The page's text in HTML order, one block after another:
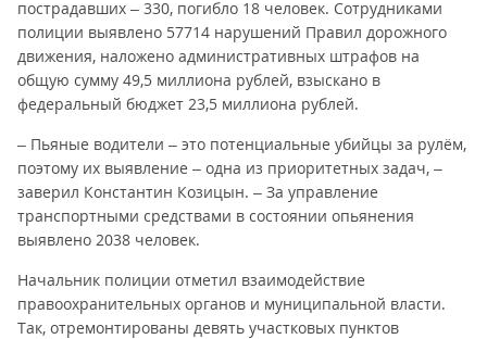
пострадавших – 330, погибло 18 человек. Сотрудниками
полиции выявлено 57714 нарушений Правил дорожного
движения, наложено административных штрафов на
общую сумму 49,5 миллиона рублей, взыскано в
федеральный бюджет 23,5 миллиона рублей.
– Пьяные водители – это потенциальные убийцы за рулём,
поэтому их выявление – одна из приоритетных задач, –
заверил Константин Козицын. – За управление
транспортными средствами в состоянии опьянения
выявлено 2038 человек.
Начальник полиции отметил взаимодействие
правоохранительных органов и муниципальной власти.
Так, отремонтированы девять участковых пунктов